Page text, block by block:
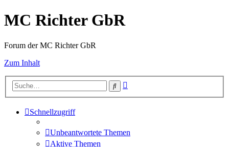
MC Richter GbR
Forum der MC Richter GbR
Zum Inhalt
Suche
Schnellzugriff
Unbeantwortete Themen
Aktive Themen